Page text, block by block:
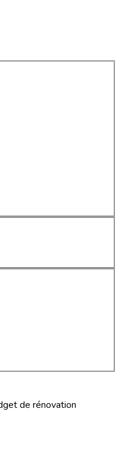
de rénovation